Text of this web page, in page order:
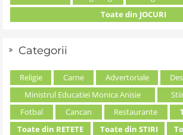
Toate din JOCURI
Categorii
Religie Carne Advertoriale
Ministrul Educatiei Monica Anisie
Fotbal
Cancan Restaurante
Toate din RETETE
Toate din STIRI